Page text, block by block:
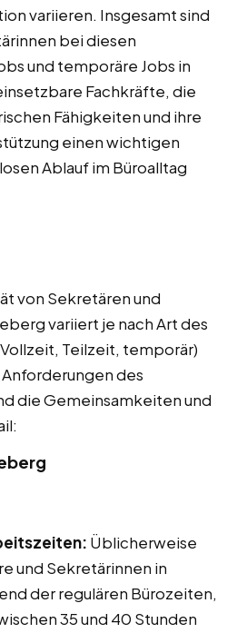
variieren. Insgesamt sind
bei diesen
und temporäre Jobs in
Fachkräfte, die
Fähigkeiten und ihre
einen wichtigen
Ablauf im Büroalltag
von Sekretären und
variiert je nach Art des
Teilzeit, temporär)
des
die Gemeinsamkeiten und
Üblicherweise
und Sekretärinnen in
der regulären Bürozeiten,
35 und 40 Stunden